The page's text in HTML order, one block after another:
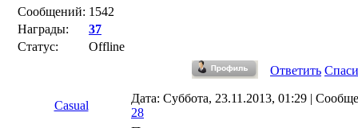
Сообщений: 1542
Награды:
37
Статус:
Offline
Ответить
Casual
Дата: Суббота, 23.11.2013, 01:29 |
28